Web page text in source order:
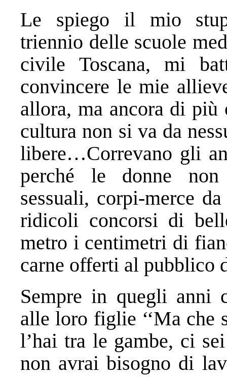
Le spiego il mio
triennio delle scuole
civile Toscana, mi
convincere le mie
allora, ma ancora di più
cultura non si va da
libere…Correvano gli
perché le donne non
sessuali, corpi-merce
ridicoli concorsi di
metro i centimetri di
carne offerti al pubblico
Sempre in quegli anni
alle loro figlie ‘‘Ma che
l’hai tra le gambe, ci
non avrai bisogno di